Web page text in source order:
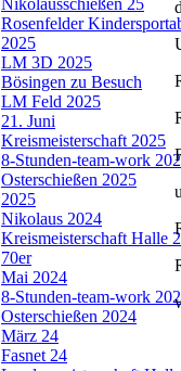
Nikolausschießen 25
Rosenfelder
2025
LM 3D 2025
Bösingen zu Besuch
LM Feld 2025
21. Juni
Kreismeisterschaft 2025
8-Stunden-team-work
Osterschießen 2025
2025
Nikolaus 2024
Kreismeisterschaft Halle
70er
Mai 2024
8-Stunden-team-work
Osterschießen 2024
März 24
Fasnet 24